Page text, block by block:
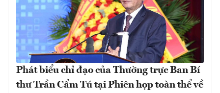
Phát biểu chỉ đạo của Thường trực Ban Bí
thư Trần Cẩm Tú tại Phiên họp toàn thể về